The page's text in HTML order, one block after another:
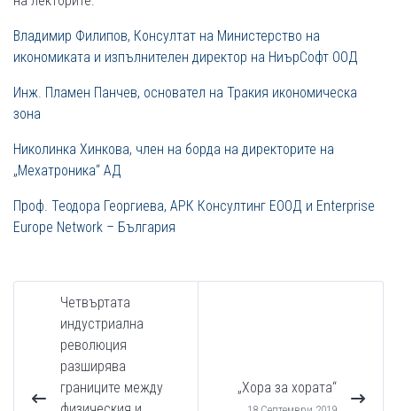
Владимир Филипов, Консултат на Министерство на
икономиката и изпълнителен директор на НиърСофт ООД
Инж. Пламен Панчев, основател на Тракия икономическа
зона
Николинка Хинкова, член на борда на директорите на
„Мехатроника“ АД
Проф. Теодора Георгиева, АРК Консултинг ЕООД и Enterprise
Europe Network – България
Четвъртата
индустриална
революция
разширява
границите между
„Хора за хората“